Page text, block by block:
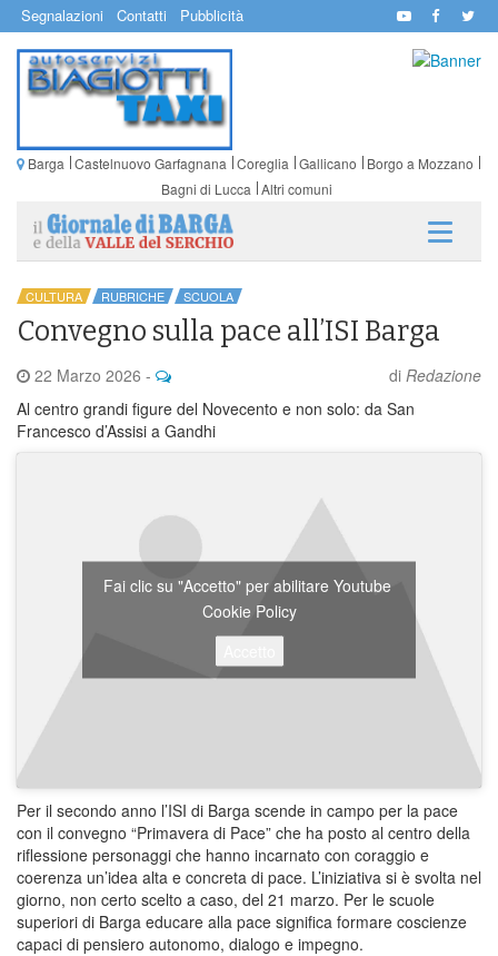
Segnalazioni Contatti Pubblicità
Barga Castelnuovo Garfagnana Coreglia Gallicano
Borgo a Mozzano
Bagni di Lucca Altri comuni
CULTURA RUBRICHE SCUOLA
Convegno sulla pace all’ISI Barga
22 Marzo 2026 - di Redazione
Al centro grandi figure del Novecento e non solo: da San
Francesco d’Assisi a Gandhi
Fai clic su "Accetto" per abilitare Youtube
Cookie Policy
Per il secondo anno l’ISI di Barga scende in campo per la pace
con il convegno “Primavera di Pace” che ha posto al centro della
riflessione personaggi che hanno incarnato con coraggio e
coerenza un’idea alta e concreta di pace. L’iniziativa si è svolta nel
giorno, non certo scelto a caso, del 21 marzo. Per le scuole
superiori di Barga educare alla pace significa formare coscienze
capaci di pensiero autonomo, dialogo e impegno.